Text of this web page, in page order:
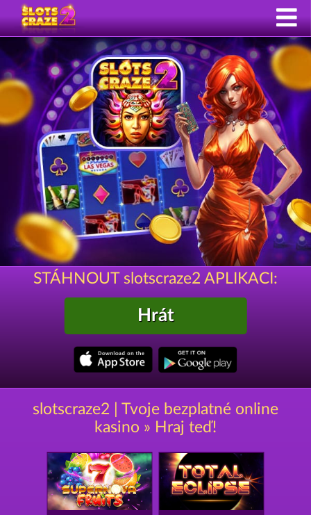
STÁHNOUT slotscraze2 APLIKACI:
Hrát
slotscraze2 | Tvoje bezplatné online
kasino » Hraj teď!